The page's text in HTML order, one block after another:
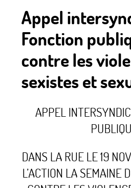
Appel
Fonction
contre les
sexistes et
APPEL
DANS LA RUE LE 19
L’ACTION LA SEMAINE